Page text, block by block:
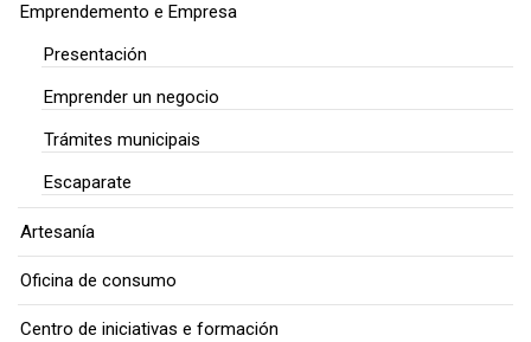
Emprendemento e Empresa
Presentación
Emprender un negocio
Trámites municipais
Escaparate
Artesanía
Oficina de consumo
Centro de iniciativas e formación